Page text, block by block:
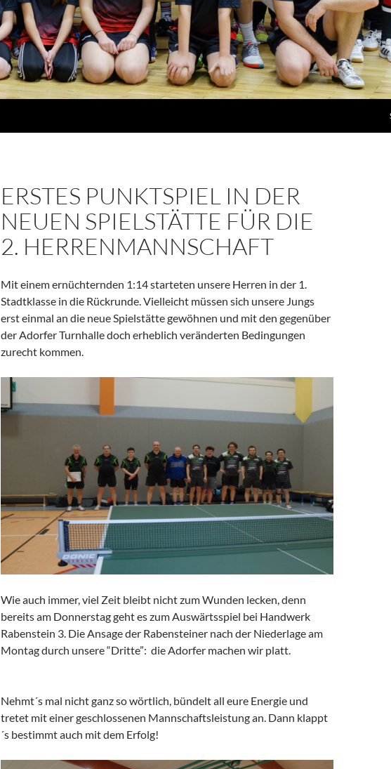
ERSTES PUNKTSPIEL IN DER
NEUEN SPIELSTÄTTE FÜR DIE
2. HERRENMANNSCHAFT
Mit einem ernüch­ternden 1:14 starteten unsere Herren in der 1.
Stadt­klasse in die Rückrunde. Vielleicht müssen sich unsere Jungs
erst einmal an die neue Spiel­stätte gewöhnen und mit den gegen­über
der Adorfer Turnhalle doch erheb­lich verän­derten Bedin­gungen
zurecht kommen.
Wie auch immer, viel Zeit bleibt nicht zum Wunden lecken, denn
bereits am Donnerstag geht es zum Auswärts­spiel bei Handwerk
Raben­stein 3. Die Ansage der Raben­steiner nach der Nieder­lage am
Montag durch unsere “Dritte”: die Adorfer machen wir platt.
Nehmt´s mal nicht ganz so wörtlich, bündelt all eure Energie und
tretet mit einer geschlos­senen Mannschafts­leis­tung an. Dann klappt
´s bestimmt auch mit dem Erfolg!